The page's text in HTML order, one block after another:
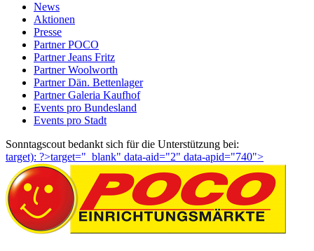
News
Aktionen
Presse
Partner POCO
Partner Jeans Fritz
Partner Woolworth
Partner Dän. Bettenlager
Partner Galeria Kaufhof
Events pro Bundesland
Events pro Stadt
Sonntagscout bedankt sich für die Unterstützung bei:
target): ?>target="_blank" data-aid="2" data-apid="740">